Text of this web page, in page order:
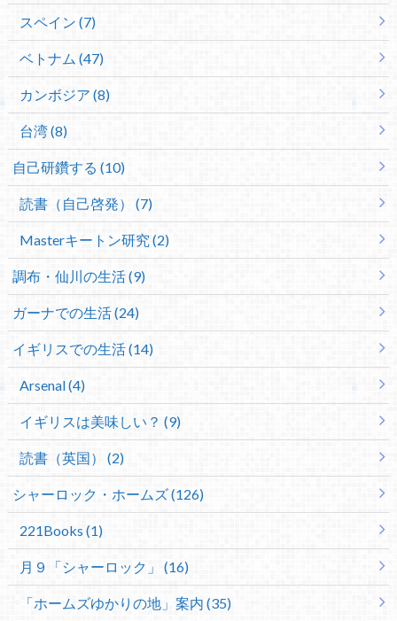
スペイン (7)
ベトナム (47)
カンボジア (8)
台湾 (8)
自己研鑽する (10)
読書（自己啓発） (7)
Masterキートン研究 (2)
調布・仙川の生活 (9)
ガーナでの生活 (24)
イギリスでの生活 (14)
Arsenal (4)
イギリスは美味しい？ (9)
読書（英国） (2)
シャーロック・ホームズ (126)
221Books (1)
月９「シャーロック」 (16)
「ホームズゆかりの地」案内 (35)